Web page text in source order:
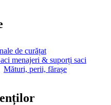
de curățat
menajeri & suporți saci
Mături, perii, fărașe